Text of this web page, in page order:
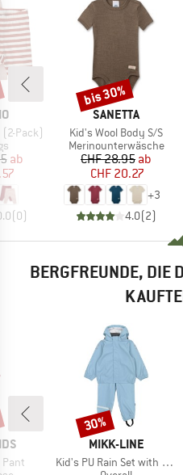
Pack)
Preis
ab
(0)
MARKE
SANETTA
Artikel
Kid's Wool Body S/S
Produktgruppe
Merinounterwäsche
Preis
CHF 28.95reduzierter
ab
CHF 20.27
+3
4.0(2)
Rabatt
bis 30%
BERGFREUNDE, DIE
Pant
MARKE
MIKK-LINE
Artikel
Kid's PU Rain Set with Suspenders
Rabatt
30%